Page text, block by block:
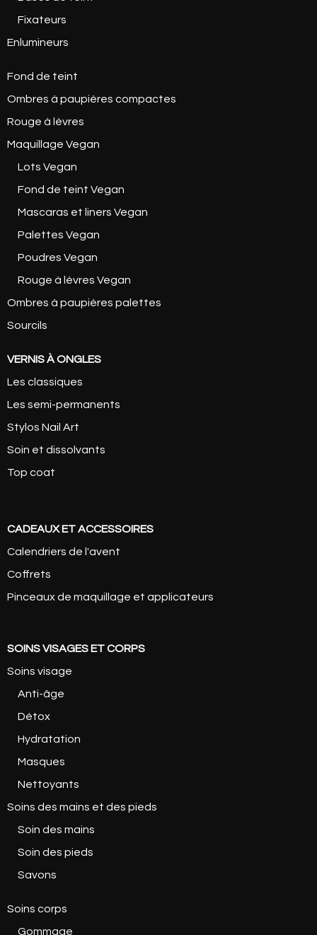
Fixateurs
Enlumineurs
Fond de teint
Ombres à paupières compactes
Rouge à lèvres
Maquillage Vegan
Lots Vegan
Fond de teint Vegan
Mascaras et liners Vegan
Palettes Vegan
Poudres Vegan
Rouge à lèvres Vegan
Ombres à paupières palettes
Sourcils
VERNIS À ONGLES
Les classiques
Les semi-permanents
Stylos Nail Art
Soin et dissolvants
Top coat
CADEAUX ET ACCESSOIRES
Calendriers de l'avent
Coffrets
Pinceaux de maquillage et applicateurs
SOINS VISAGES ET CORPS
Soins visage
Anti-âge
Détox
Hydratation
Masques
Nettoyants
Soins des mains et des pieds
Soin des mains
Soin des pieds
Savons
Soins corps
Gommage